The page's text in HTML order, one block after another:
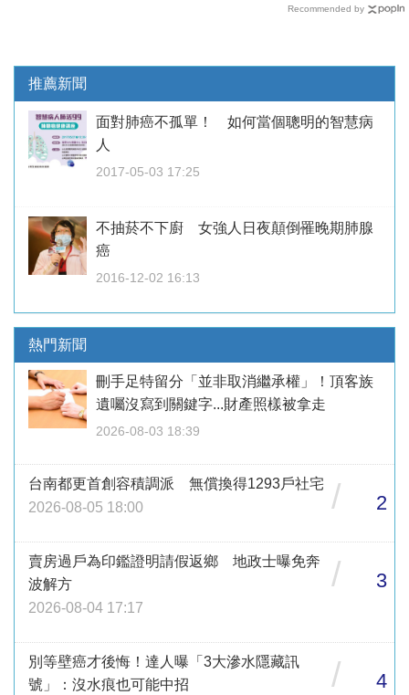
Recommended by
推薦新聞
面對肺癌不孤單！ 如何當個聰明的智慧病
人
2017-05-03 17:25
不抽菸不下廚 女強人日夜顛倒罹晚期肺腺
癌
2016-12-02 16:13
熱門新聞
刪手足特留分「並非取消繼承權」！頂客族
遺囑沒寫到關鍵字...財產照樣被拿走
2026-08-03 18:39
台南都更首創容積調派 無償換得1293戶社宅
2026-08-05 18:00
/ 2
賣房過戶為印鑑證明請假返鄉 地政士曝免奔
波解方
2026-08-04 17:17
/ 3
別等壁癌才後悔！達人曝「3大滲水隱藏訊
號」：沒水痕也可能中招
/ 4